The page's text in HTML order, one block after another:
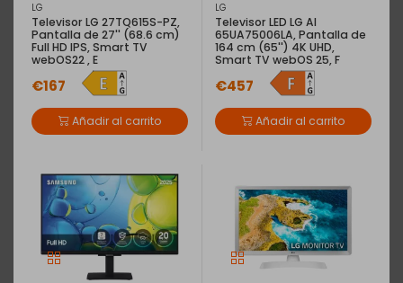
EAN: 5025232952717
Televisor OLED Panasonic TX-
Ultra HD, Google TV, G
Televisor OLED Panasonic TX-55MZ800E, Pantalla de
139 cm (55'') 4K Ultra HD, Google TV, Dolby Atmos,
Dolby Vision / HDR10+ / HDR10 / HLG y Modo de
cineasta, 4K Color Engine PRO, DVB-T/T2/C/S/S2 -
HEVC, clase G
LG
Televisor LG 27TQ615S-PZ,
Pantalla de 27'' (68.6 cm)
Full HD IPS, Smart TV
webOS22 , E
€167
Añadir al carrito
LG
Televisor LED LG AI
65UA75006LA, Pantalla de
164 cm (65'') 4K UHD,
Smart TV webOS 25, F
€457
Añadir al carrito